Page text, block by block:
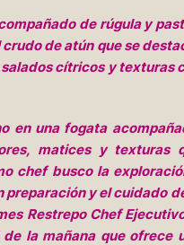
de rúgula y
de atún que se
cítricos y texturas
en una fogata
matices y texturas
chef busco la
preparación y el cuidado
Restrepo Chef
la mañana que ofrece